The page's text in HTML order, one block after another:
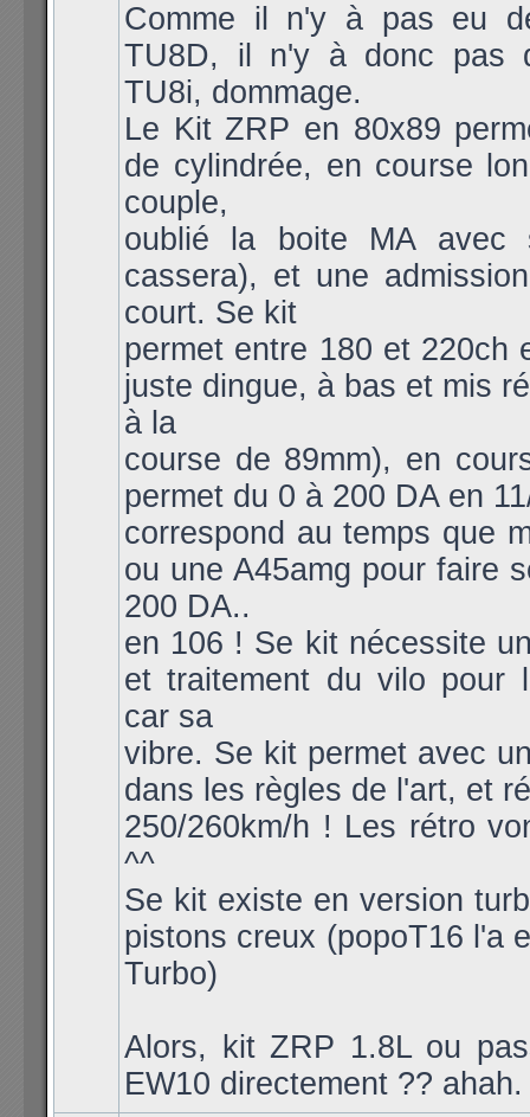
Comme il n'y à pas eu
TU8D, il n'y à donc pas
TU8i, dommage.
Le Kit ZRP en 80x89
de cylindrée, en course
couple,
oublié la boite MA avec
cassera), et une
court. Se kit
permet entre 180 et 220ch
juste dingue, à bas et mis
à la
course de 89mm), en
permet du 0 à 200 DA en
correspond au temps que
ou une A45amg pour faire
200 DA..
en 106 ! Se kit nécessite
et traitement du vilo pour
car sa
vibre. Se kit permet avec
dans les règles de l'art, et
250/260km/h ! Les rétro
^^
Se kit existe en version
pistons creux (popoT16 l'a
Turbo)
Alors, kit ZRP 1.8L ou
EW10 directement ?? ahah.